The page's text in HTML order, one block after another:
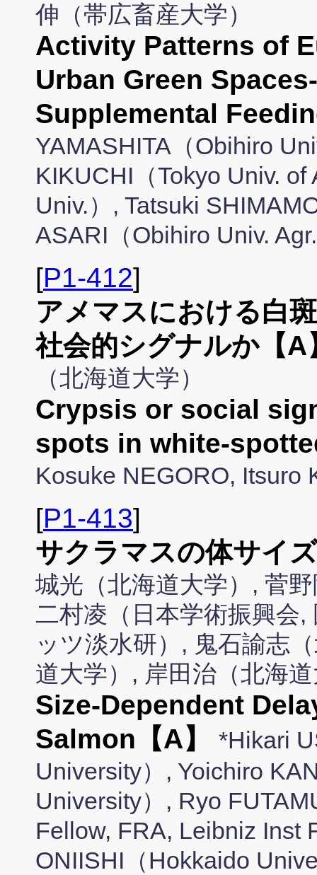
伸（帯広畜産大学）
Activity Patterns of
Urban Green
Supplemental
YAMASHITA（Obihiro
KIKUCHI（Tokyo Univ.
Univ.）, Tatsuki
ASARI（Obihiro Univ.
[P1-412]
アメマスにおける白
社会的シグナルか【A
（北海道大学）
Crypsis or social
spots in white-
Kosuke NEGORO, Itsuro
[P1-413]
サクラマスの体サイ
城光（北海道大学）, 菅
二村凌（日本学術振興会
ッツ淡水研）, 鬼石諭志
道大学）, 岸田治（北海
Size-Dependent
Salmon【A】
*Hikari
University）, Yoichiro
University）, Ryo
Fellow, FRA, Leibniz Inst
ONIISHI（Hokkaido